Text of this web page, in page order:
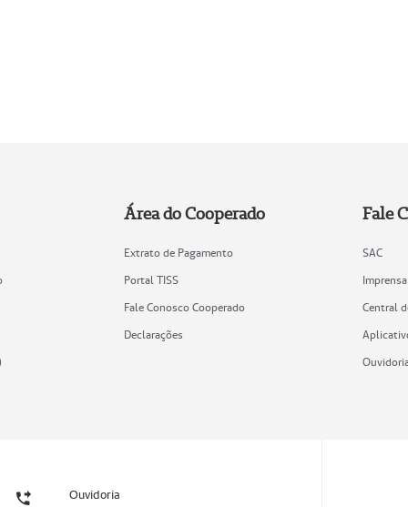
Área do Cooperado
Extrato de Pagamento
Portal TISS
Fale Conosco Cooperado
Declarações
Fale
SAC
Imprensa
Central
Ouvidoria